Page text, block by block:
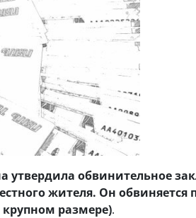
утвердила обвинительное
жителя. Он обвиняется
размере).